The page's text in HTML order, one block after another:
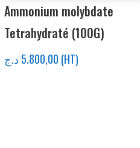
Ammonium molybdate
Tetrahydraté (100G)
5.800,00 د.ج (HT)